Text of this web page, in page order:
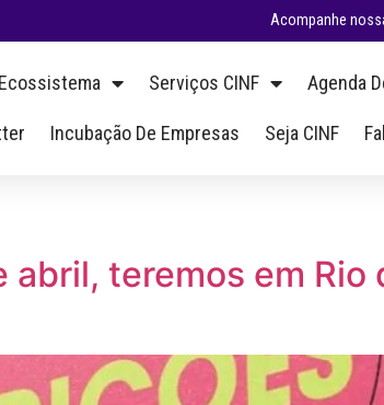
Acompanhe
Ecossistema Serviços CINF Agenda
Incubação De Empresas Seja CINF
teremos em Rio